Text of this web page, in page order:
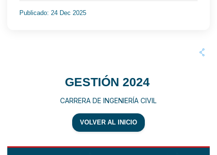
Publicado: 24 Dec 2025
GESTIÓN 2024
CARRERA DE INGENIERÍA CIVIL
VOLVER AL INICIO